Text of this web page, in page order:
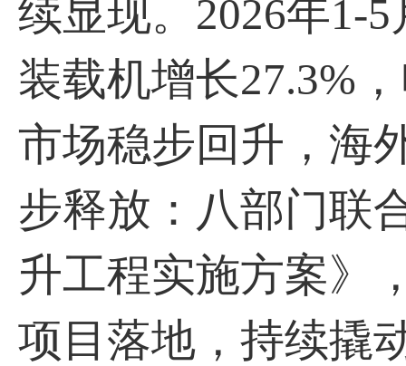
续显现。2026年1-
装载机增长27.3%
市场稳步回升，海
步释放：八部门联
升工程实施方案》
项目落地，持续撬